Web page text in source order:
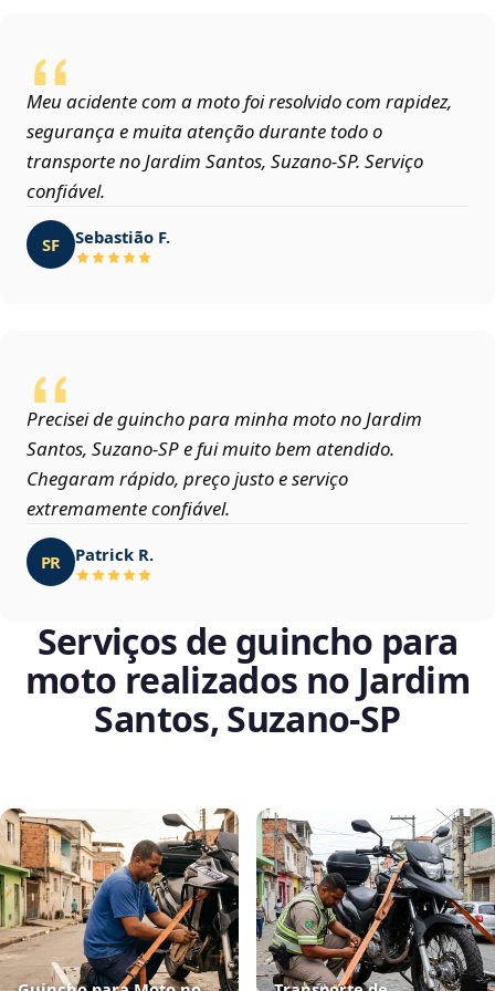
Meu acidente com a moto foi resolvido com rapidez,
segurança e muita atenção durante todo o
transporte no Jardim Santos, Suzano‑SP. Serviço
confiável.
SF Sebastião F.
Precisei de guincho para minha moto no Jardim
Santos, Suzano‑SP e fui muito bem atendido.
Chegaram rápido, preço justo e serviço
extremamente confiável.
PR Patrick R.
Serviços de guincho para
moto realizados no Jardim
Santos, Suzano‑SP